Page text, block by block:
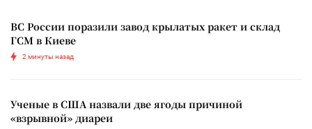
ВС России поразили завод крылатых ракет и склад
ГСМ в Киеве
2 минуты назад
Ученые в США назвали две ягоды причиной
«взрывной» диареи